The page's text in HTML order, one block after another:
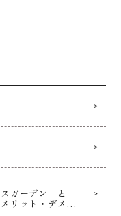
ガーデン」と
リット・デメリ